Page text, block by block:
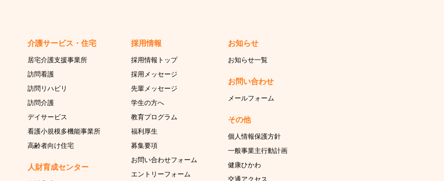
介護サービス・住宅
居宅介護支援事業所
訪問看護
訪問リハビリ
訪問介護
デイサービス
看護小規模多機能事業所
高齢者向け住宅
人財育成センター
採用情報
採用情報トップ
採用メッセージ
先輩メッセージ
学生の方へ
教育プログラム
福利厚生
募集要項
お問い合わせフォーム
エントリーフォーム
お知らせ
お知らせ一覧
お問い合わせ
メールフォーム
その他
個人情報保護方針
一般事業主行動計画
健康ひかわ
交通アクセス